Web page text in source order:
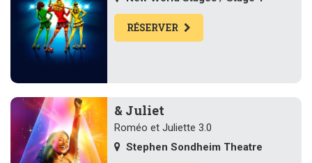
RÉSERVER
& Juliet
Roméo et Juliette 3.0
Stephen Sondheim Theatre